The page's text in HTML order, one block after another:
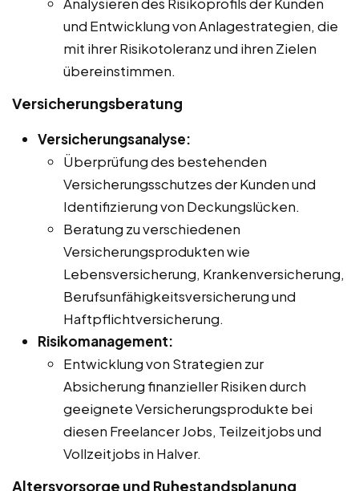
Analysieren des Risikoprofils der Kunden
und Entwicklung von Anlagestrategien, die
mit ihrer Risikotoleranz und ihren Zielen
übereinstimmen.
Versicherungsberatung
Versicherungsanalyse:
Überprüfung des bestehenden
Versicherungsschutzes der Kunden und
Identifizierung von Deckungslücken.
Beratung zu verschiedenen
Versicherungsprodukten wie
Lebensversicherung, Krankenversicherung,
Berufsunfähigkeitsversicherung und
Haftpflichtversicherung.
Risikomanagement:
Entwicklung von Strategien zur
Absicherung finanzieller Risiken durch
geeignete Versicherungsprodukte bei
diesen Freelancer Jobs, Teilzeitjobs und
Vollzeitjobs in Halver.
Altersvorsorge und Ruhestandsplanung